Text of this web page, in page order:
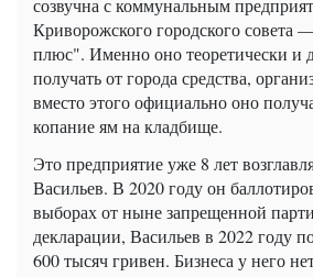
созвучна с коммунальным
Криворожского городского совета
плюс". Именно оно теоретически и
получать от города средства,
вместо этого официально оно
копание ям на кладбище.
Это предприятие уже 8 лет
Васильев. В 2020 году он
выборах от ныне запрещенной
декларации, Васильев в 2022 году
600 тысяч гривен. Бизнеса у него